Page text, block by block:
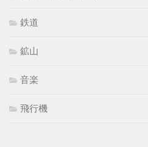
鉄道
鉱山
音楽
飛行機